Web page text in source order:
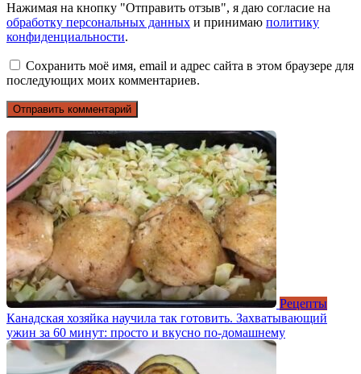
Нажимая на кнопку "Отправить отзыв", я даю согласие на
обработку персональных данных и принимаю политику
конфиденциальности.
Сохранить моё имя, email и адрес сайта в этом браузере для
последующих моих комментариев.
Рецепты
Канадская хозяйка научила так готовить. Захватывающий
ужин за 60 минут: просто и вкусно по-домашнему